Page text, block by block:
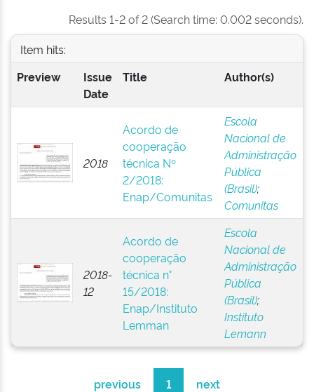
Results 1-2 of 2 (Search time: 0.002 seconds).
Item hits:
Preview
Issue
Date
Title Author(s)
2018
Acordo de
cooperação
técnica Nº
2/2018:
Enap/Comunitas
Escola
Nacional de
Administração
Pública
(Brasil);
Comunitas
2018-
12
Acordo de
cooperação
técnica n°
15/2018:
Enap/Instituto
Lemman
Escola
Nacional de
Administração
Pública
(Brasil);
Instituto
Lemann
previous 1 next